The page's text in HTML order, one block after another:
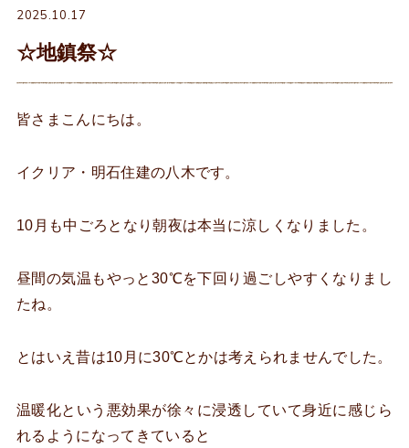
2025.10.17
☆地鎮祭☆
皆さまこんにちは。
イクリア・明石住建の八木です。
10月も中ごろとなり朝夜は本当に涼しくなりました。
昼間の気温もやっと30℃を下回り過ごしやすくなりまし
たね。
とはいえ昔は10月に30℃とかは考えられませんでした。
温暖化という悪効果が徐々に浸透していて身近に感じら
れるようになってきていると